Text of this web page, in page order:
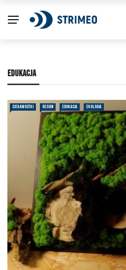
EDUKACJA
CIEKAWOSTKI DESIGN EDUKACJA EKOLOGIA